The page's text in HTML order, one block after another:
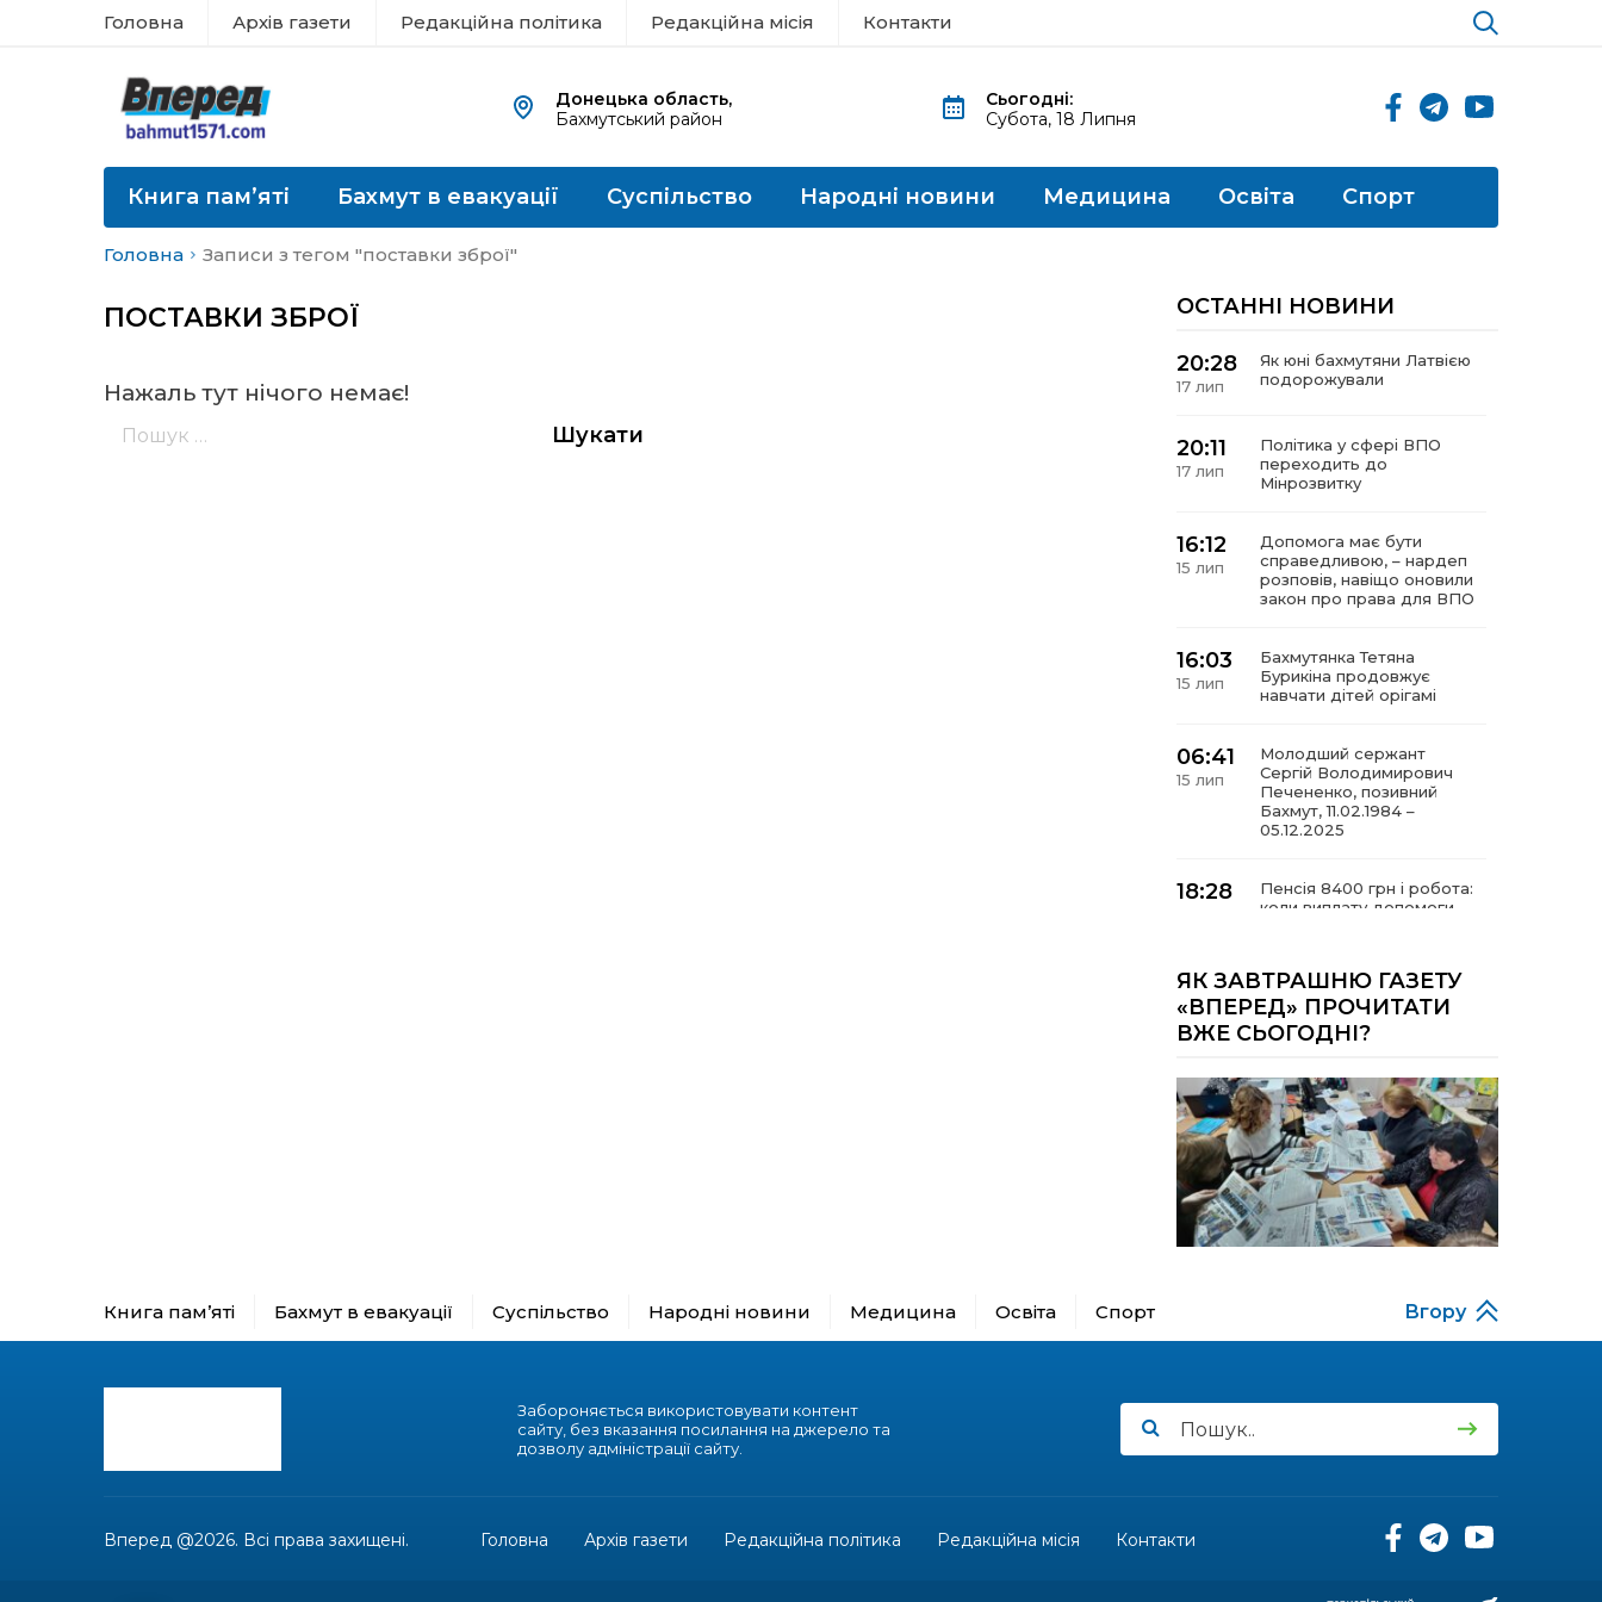
Головна Архів газети Редакційна політика Редакційна місія Контакти
Донецька область,
Бахмутський район
Сьогодні:
Субота, 18 Липня
Книга пам’яті Бахмут в евакуації Суспільство Народні новини Медицина Освіта Спорт
Головна Записи з тегом "поставки зброї"
ПОСТАВКИ ЗБРОЇ
Нажаль тут нічого немає!
ОСТАННІ НОВИНИ
20:28
17 лип
Як юні бахмутяни Латвією
подорожували
20:11
17 лип
Політика у сфері ВПО
переходить до
Мінрозвитку
16:12
15 лип
Допомога має бути
справедливою, – нардеп
розповів, навіщо оновили
закон про права для ВПО
16:03
15 лип
Бахмутянка Тетяна
Бурикіна продовжує
навчати дітей орігамі
06:41
15 лип
Молодший сержант
Сергій Володимирович
Печененко, позивний
Бахмут, 11.02.1984 –
05.12.2025
18:28
Пенсія 8400 грн і робота:
коли виплату допомоги
18:24
14 лип
В Україні створять
Координаційну раду з
питань ВПО та
за кордону
18:15
14 лип
Бахмутський код на
Гощанщині: коли традиції
єднають громади
17:25
Маленькі бахмутяни у
10 лип
Морські мушлі в техніці
макраме
17:07
10 лип
Бахмутяни вибороли
настільного тенісу
08 лип
Юна бахмутянка Кіра
Радченко долучилася до
унікального інклюзивного
проєкту «КОЛО
ЯК ЗАВТРАШНЮ ГАЗЕТУ
«ВПЕРЕД» ПРОЧИТАТИ
ВЖЕ СЬОГОДНІ?
Книга пам’яті Бахмут в евакуації Суспільство Народні новини Медицина Освіта Спорт Вгору
Забороняється використовувати контент
сайту, без вказання посилання на джерело та
дозволу адміністрації сайту.
Вперед @2026. Всі права захищені. Головна Архів газети Редакційна політика Редакційна місія Контакти